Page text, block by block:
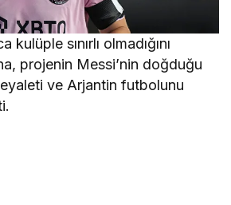
kulüple sınırlı olmadığını
projenin Messi’nin doğduğu
ve Arjantin futbolunu